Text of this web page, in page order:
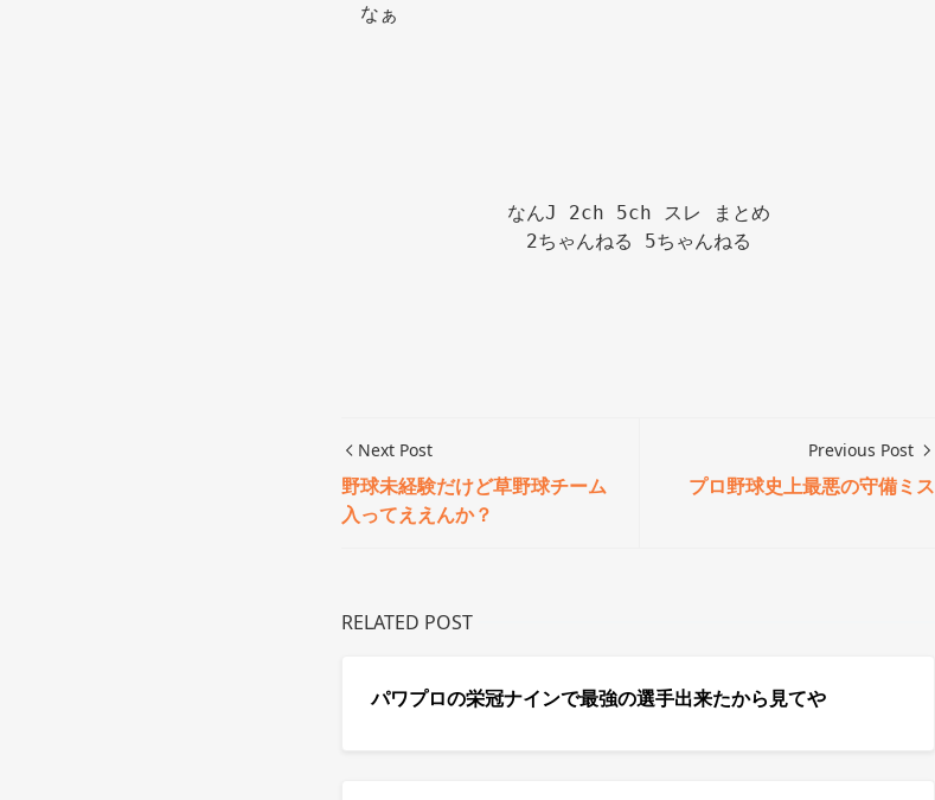
なぁ
なんJ 2ch 5ch スレ まとめ
2ちゃんねる 5ちゃんねる
Next Post
野球未経験だけど草野球チーム
入ってええんか？
Previous Post
プロ野球史上最悪の守備ミス
RELATED POST
パワプロの栄冠ナインで最強の選手出来たから見てや